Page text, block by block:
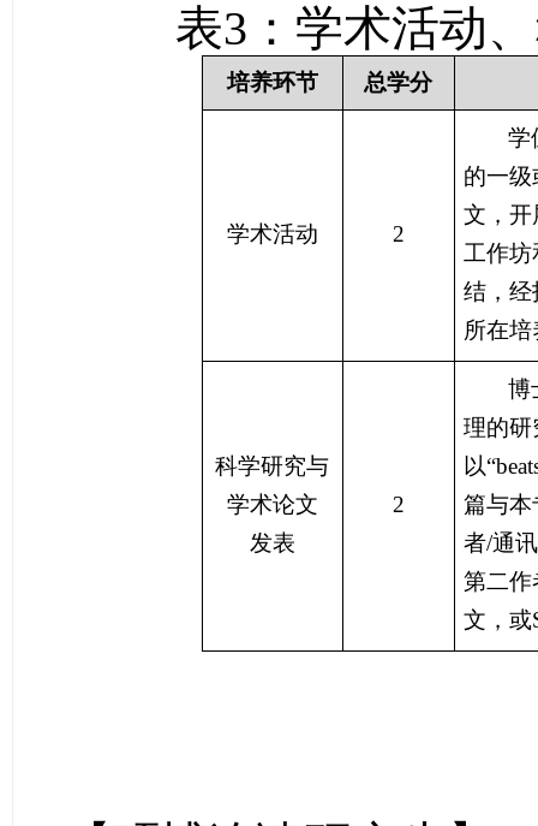
表3 ：学术活动
培养环节 总学分
学术活动 2
学
的一
文，开
工作
结，经
所在
科学研究与
学术论文
发表
2
博
理的研
以“
篇与本
者/通
第二作
文，或